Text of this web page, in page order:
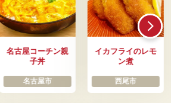
名古屋コーチン親
子丼
名古屋市
イカフライのレモ
ン煮
西尾市